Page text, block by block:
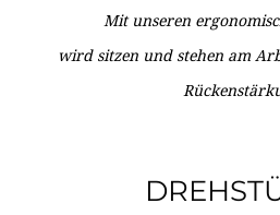
Mit unseren
wird sitzen und stehen am